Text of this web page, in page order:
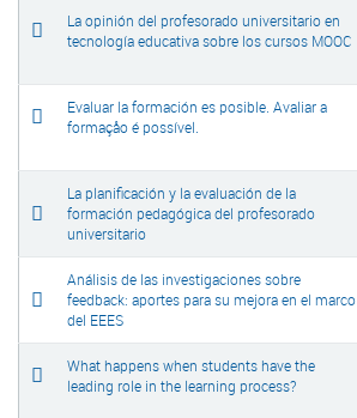
La opinión del profesorado universitario en
tecnología educativa sobre los cursos MOOC
Evaluar la formación es posible. Avaliar a
formaçåo é possível.
La planificación y la evaluación de la
formación pedagógica del profesorado
universitario
Análisis de las investigaciones sobre
feedback: aportes para su mejora en el marco
del EEES
What happens when students have the
leading role in the learning process?